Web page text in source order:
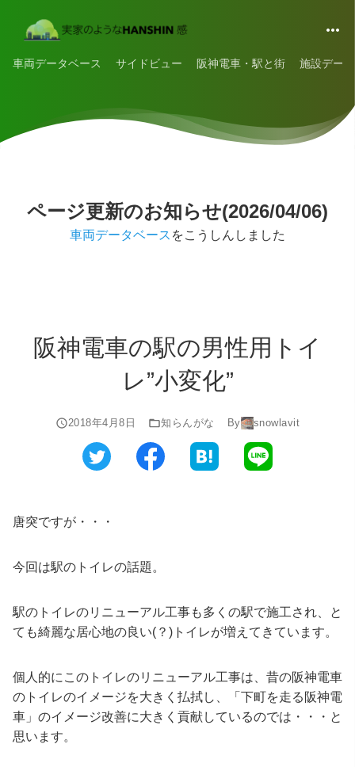
車両データベース サイドビュー 阪神電車・駅と街 施設デー
ページ更新のお知らせ(2026/04/06)
車両データベース をこうしんしました
阪神電車の駅の男性用トイ
レ”小変化”
2018年4月8日 知らんがな By snowlavit
唐突ですが・・・
今回は駅のトイレの話題。
駅のトイレのリニューアル工事も多くの駅で施工され、と
ても綺麗な居心地の良い(？)トイレが増えてきています。
個人的にこのトイレのリニューアル工事は、昔の阪神電車
のトイレのイメージを大きく払拭し、「下町を走る阪神電
車」のイメージ改善に大きく貢献しているのでは・・・と
思います。